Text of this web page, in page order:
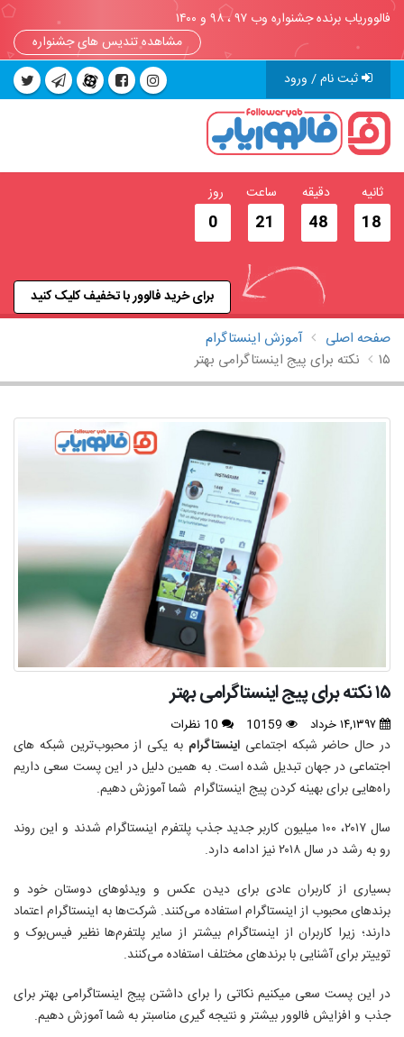
فالووریاب برنده جشنواره وب ۹۷ ، ۹۸ و ۱۴۰۰
مشاهده تندیس های جشنواره
ثبت نام / ورود
17
ثانیه
48
دقیقه
21
ساعت
0
روز
برای خرید فالوور با تخفیف کلیک کنید
صفحه اصلی
آموزش اینستاگرام
۱۵ نکته برای پیج اینستاگرامی بهتر
۱۵ نکته برای پیج اینستاگرامی بهتر
در حال حاضر شبکه اجتماعیاینستاگرام به یکی از محبوب‌ترین شبکه های
اجتماعی در جهان تبدیل شده است. به همین دلیل در این پست سعی داریم
راه‌هایی برای بهینه کردن پیج اینستاگرام شما آموزش دهیم.
سال ۲۰۱۷، ۱۰۰ میلیون کاربر جدید جذب پلتفرم اینستاگرام شدند و این روند
رو به‌ رشد در سال ۲۰۱۸ نیز ادامه دارد.
بسیاری از کاربران عادی برای دیدن عکس و ویدئو‌های دوستان خود و
برند‌های محبوب از اینستاگرام استفاده می‌کنند. شرکت‌ها به اینستاگرام اعتماد
دارند؛ زیرا کاربران از اینستاگرام بیشتر از سایر پلتفرم‌ها نظیر فیس‌بوک و
توییتر برای آشنایی با برند‌های مختلف استفاده می‌کنند.
در این پست سعی میکنیم نکاتی را برای داشتن پیج اینستاگرامی بهتر برای
جذب و افزایش فالوور بیشتر و نتیجه گیری مناسبتر به شما آموزش دهیم.